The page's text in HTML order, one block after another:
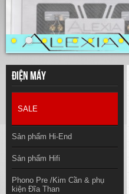
Điện máy
SALE
Sản phẩm Hi-End
Sản phẩm Hifi
Phono Pre /Kim Cần & phụ
kiện Đĩa Than